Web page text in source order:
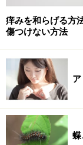
有名なのがスギ
が原因となる「
つつあります。
「花粉症」
痒みを和らげる方
傷つけない方法
蝶